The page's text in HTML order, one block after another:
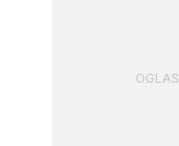
OGLAS